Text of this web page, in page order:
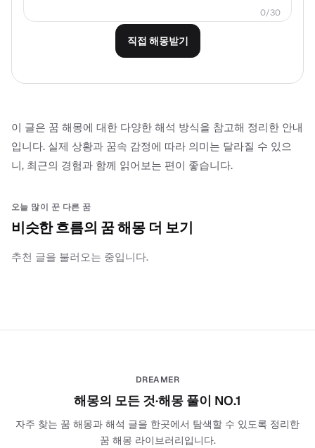
0/30
직접 해몽받기
이 글은 꿈 해몽에 대한 다양한 해석 방식을 참고해 정리한 안내
입니다. 실제 상황과 꿈속 감정에 따라 의미는 달라질 수 있으
니, 최근의 경험과 함께 읽어보는 편이 좋습니다.
오늘 많이 꾼 다른 꿈
비슷한 흐름의 꿈 해몽 더 보기
추천 글을 불러오는 중입니다.
DREAMER
해몽의 모든 것·해몽 풀이 NO.1
자주 찾는 꿈 해몽과 해석 글을 한곳에서 탐색할 수 있도록 정리한
꿈 해몽 라이브러리입니다.